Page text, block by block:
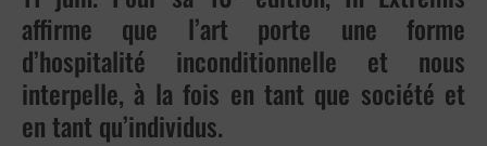
affirme que l’art porte une forme
d’hospitalité inconditionnelle et nous
interpelle, à la fois en tant que société et
en tant qu’individus.